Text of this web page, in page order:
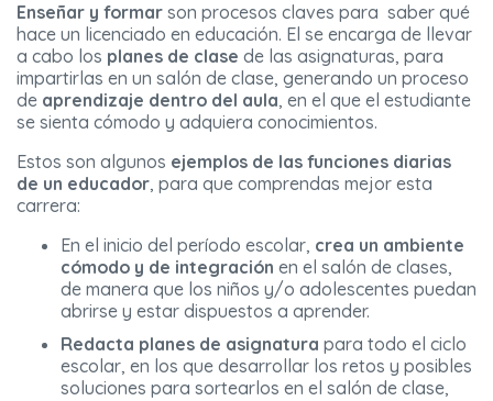
Enseñar y formar son procesos claves para saber qué
hace un licenciado en educación. El se encarga de llevar
a cabo los planes de clase de las asignaturas, para
impartirlas en un salón de clase, generando un proceso
de aprendizaje dentro del aula, en el que el estudiante
se sienta cómodo y adquiera conocimientos.
Estos son algunos ejemplos de las funciones diarias
de un educador, para que comprendas mejor esta
carrera:
En el inicio del período escolar, crea un ambiente
cómodo y de integración en el salón de clases,
de manera que los niños y/o adolescentes puedan
abrirse y estar dispuestos a aprender.
Redacta planes de asignatura para todo el ciclo
escolar, en los que desarrollar los retos y posibles
soluciones para sortearlos en el salón de clase,